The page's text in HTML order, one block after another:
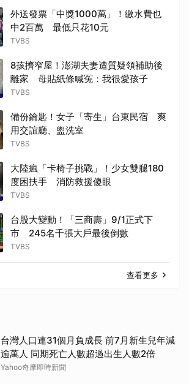
外送發票「中獎1000萬」！繳水費也
中2百萬 最低只花10元
TVBS
8孩擠窄屋！澎湖夫妻遭質疑領補助後
離家 母貼紙條喊冤：我很愛孩子
TVBS
備份鑰匙！女子「寄生」台東民宿 爽
用交誼廳、盥洗室
TVBS
大陸瘋「卡椅子挑戰」！少女雙腿180
度困扶手 消防救援傻眼
TVBS
台股大變動！「三商壽」9/1正式下
市 245名千張大戶最後倒數
TVBS
查看更多
台灣人口連31個月負成長 前7月新生兒年減
逾萬人 同期死亡人數超過出生人數2倍
Yahoo奇摩即時新聞